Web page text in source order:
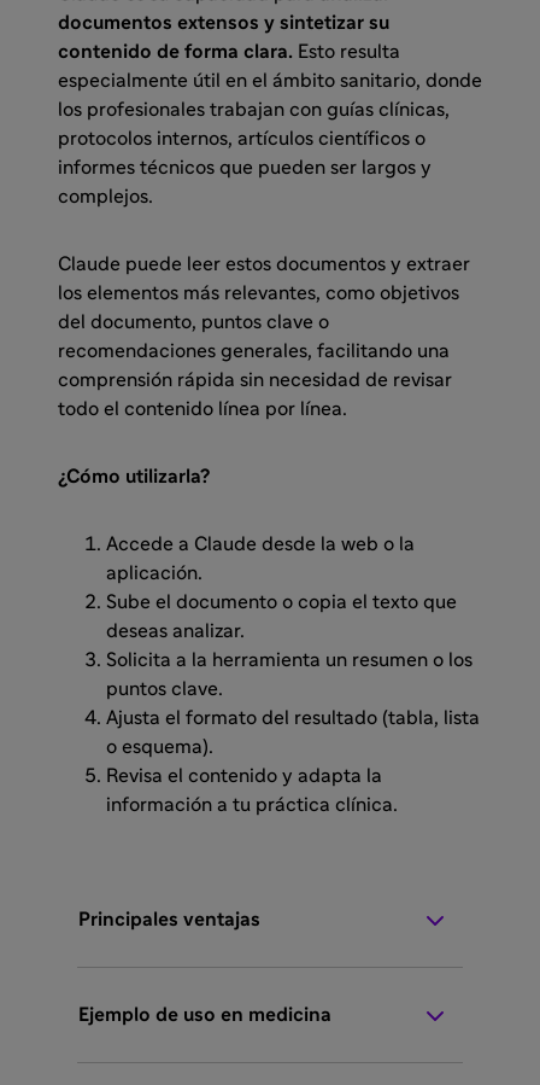
documentos extensos y sintetizar su
contenido de forma clara. Esto resulta
especialmente útil en el ámbito sanitario, donde
los profesionales trabajan con guías clínicas,
protocolos internos, artículos científicos o
informes técnicos que pueden ser largos y
complejos.
Claude puede leer estos documentos y extraer
los elementos más relevantes, como objetivos
del documento, puntos clave o
recomendaciones generales, facilitando una
comprensión rápida sin necesidad de revisar
todo el contenido línea por línea.
¿Cómo utilizarla?
Accede a Claude desde la web o la
aplicación.
Sube el documento o copia el texto que
deseas analizar.
Solicita a la herramienta un resumen o los
puntos clave.
Ajusta el formato del resultado (tabla, lista
o esquema).
Revisa el contenido y adapta la
información a tu práctica clínica.
Principales ventajas
Ejemplo de uso en medicina